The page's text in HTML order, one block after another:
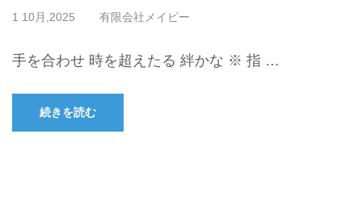
1 10月,2025 有限会社メイビー
手を合わせ 時を超えたる 絆かな ※ 指 …
続きを読む